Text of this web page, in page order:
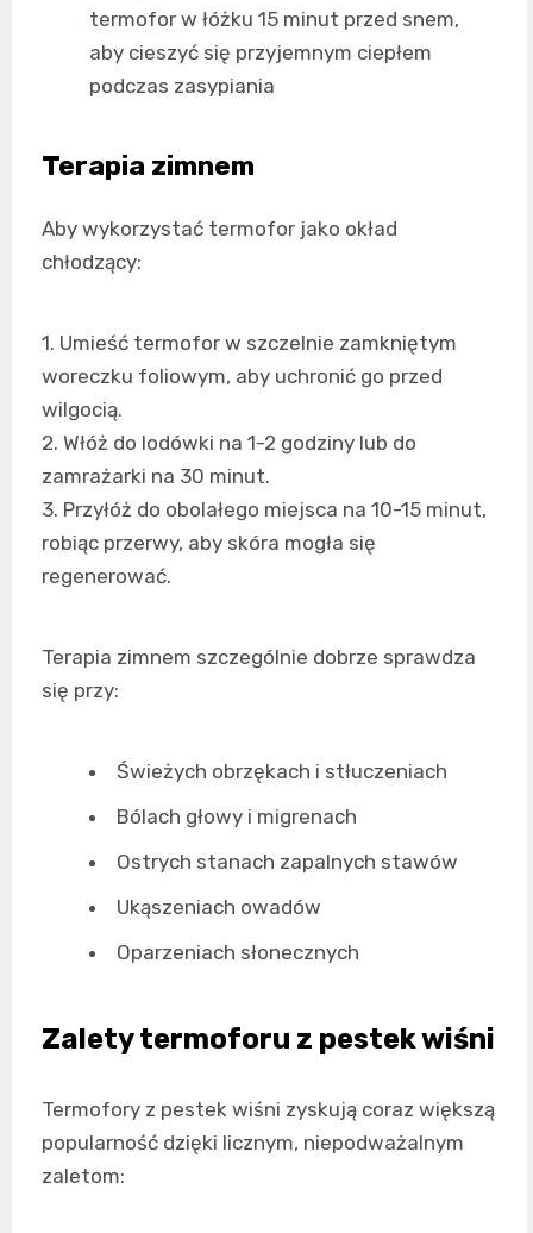
termofor w łóżku 15 minut przed snem,
aby cieszyć się przyjemnym ciepłem
podczas zasypiania
Terapia zimnem
Aby wykorzystać termofor jako okład
chłodzący:
1. Umieść termofor w szczelnie zamkniętym
woreczku foliowym, aby uchronić go przed
wilgocią.
2. Włóż do lodówki na 1-2 godziny lub do
zamrażarki na 30 minut.
3. Przyłóż do obolałego miejsca na 10-15 minut,
robiąc przerwy, aby skóra mogła się
regenerować.
Terapia zimnem szczególnie dobrze sprawdza
się przy:
Świeżych obrzękach i stłuczeniach
Bólach głowy i migrenach
Ostrych stanach zapalnych stawów
Ukąszeniach owadów
Oparzeniach słonecznych
Zalety termoforu z pestek wiśni
Termofory z pestek wiśni zyskują coraz większą
popularność dzięki licznym, niepodważalnym
zaletom: